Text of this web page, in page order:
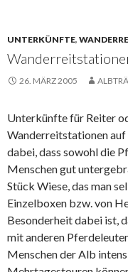
UNTERKÜNFTE,
26. MÄRZ 2005
Unterkünfte für Reiter
Wanderreitstationen
dabei, dass sowohl die
Menschen gut
Stück Wiese, das man
Einzelboxen bzw. von
Besonderheit dabei ist,
mit anderen
Menschen der Alb